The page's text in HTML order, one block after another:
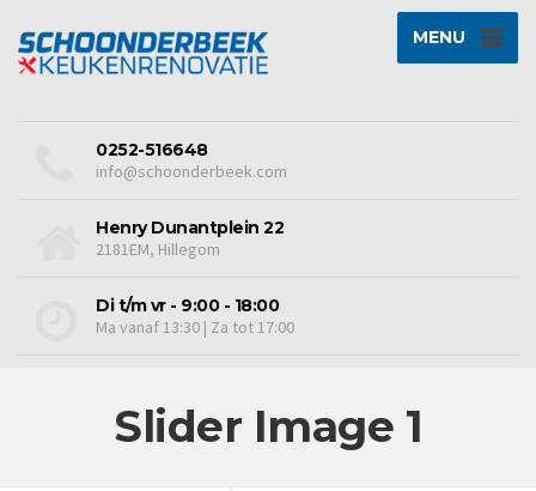
MENU
0252-516648
info@schoonderbeek.com
Henry Dunantplein 22
2181EM, Hillegom
Di t/m vr - 9:00 - 18:00
Ma vanaf 13:30 | Za tot 17:00
Slider Image 1